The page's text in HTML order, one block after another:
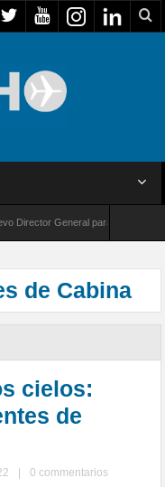
General para América Latina
de Cabina
cielos:
de
0 commentarios